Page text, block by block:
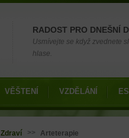
RADOST PRO DNEŠNÍ
Usmívejte se když zvednete
hlase.
VĚŠTENÍ VZDĚLÁNÍ
Jste zde
Zdraví >> Arteterapie